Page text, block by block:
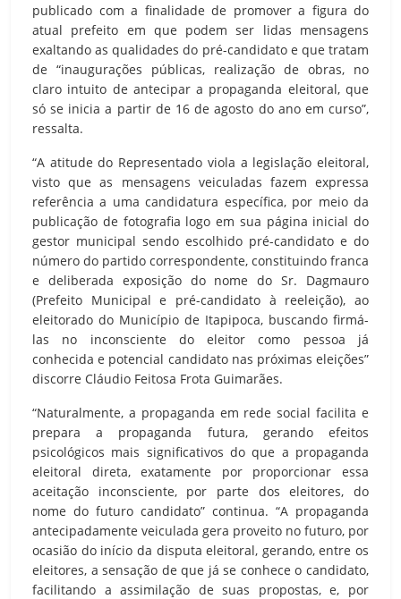
publicado com a finalidade de promover a figura do
atual prefeito em que podem ser lidas mensagens
exaltando as qualidades do pré-candidato e que tratam
de “inaugurações públicas, realização de obras, no
claro intuito de antecipar a propaganda eleitoral, que
só se inicia a partir de 16 de agosto do ano em curso”,
ressalta.
“A atitude do Representado viola a legislação eleitoral,
visto que as mensagens veiculadas fazem expressa
referência a uma candidatura específica, por meio da
publicação de fotografia logo em sua página inicial do
gestor municipal sendo escolhido pré-candidato e do
número do partido correspondente, constituindo franca
e deliberada exposição do nome do Sr. Dagmauro
(Prefeito Municipal e pré-candidato à reeleição), ao
eleitorado do Município de Itapipoca, buscando firmá-
las no inconsciente do eleitor como pessoa já
conhecida e potencial candidato nas próximas eleições”
discorre Cláudio Feitosa Frota Guimarães.
“Naturalmente, a propaganda em rede social facilita e
prepara a propaganda futura, gerando efeitos
psicológicos mais significativos do que a propaganda
eleitoral direta, exatamente por proporcionar essa
aceitação inconsciente, por parte dos eleitores, do
nome do futuro candidato” continua. “A propaganda
antecipadamente veiculada gera proveito no futuro, por
ocasião do início da disputa eleitoral, gerando, entre os
eleitores, a sensação de que já se conhece o candidato,
facilitando a assimilação de suas propostas, e, por